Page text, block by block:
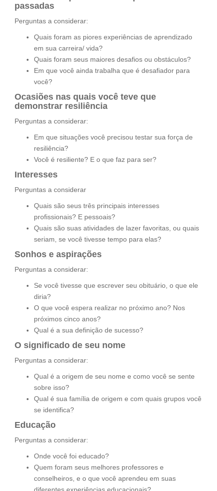
passadas
Perguntas a considerar:
Quais foram as piores experiências de aprendizado
em sua carreira/ vida?
Quais foram seus maiores desafios ou obstáculos?
Em que você ainda trabalha que é desafiador para
você?
Ocasiões nas quais você teve que
demonstrar resiliência
Perguntas a considerar:
Em que situações você precisou testar sua força de
resiliência?
Você é resiliente? E o que faz para ser?
Interesses
Perguntas a considerar
Quais são seus três principais interesses
profissionais? E pessoais?
Quais são suas atividades de lazer favoritas, ou quais
seriam, se você tivesse tempo para elas?
Sonhos e aspirações
Perguntas a considerar:
Se você tivesse que escrever seu obituário, o que ele
diria?
O que você espera realizar no próximo ano? Nos
próximos cinco anos?
Qual é a sua definição de sucesso?
O significado de seu nome
Perguntas a considerar:
Qual é a origem de seu nome e como você se sente
sobre isso?
Qual é sua família de origem e com quais grupos você
se identifica?
Educação
Perguntas a considerar:
Onde você foi educado?
Quem foram seus melhores professores e
conselheiros, e o que você aprendeu em suas
diferentes experiências educacionais?